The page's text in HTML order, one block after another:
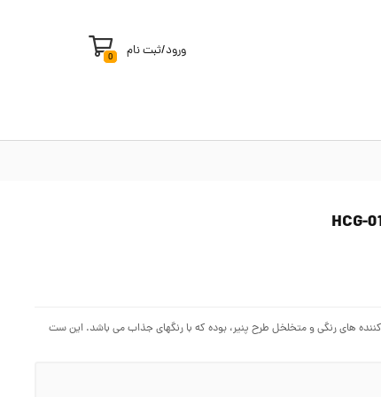
ورود/ثبت نام 0
چنگال و پهن کننده های رنگی و متخلخل طرح پنیر، بوده که با رنگهای جذاب می باشد. این ست